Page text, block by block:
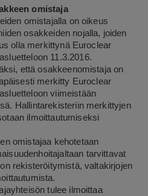
omistaja
omistajalla on oikeus
osakkeiden nojalla, joiden
olla merkittynä Euroclear
11.3.2016.
että osakkeenomistaja on
merkitty Euroclear
viimeistään
Hallintarekisteriin merkittyjen
ilmoittautumiseksi
omistajaa kehotetaan
tarvittavat
rekisteröitymistä, valtakirjojen
tulee ilmoittaa